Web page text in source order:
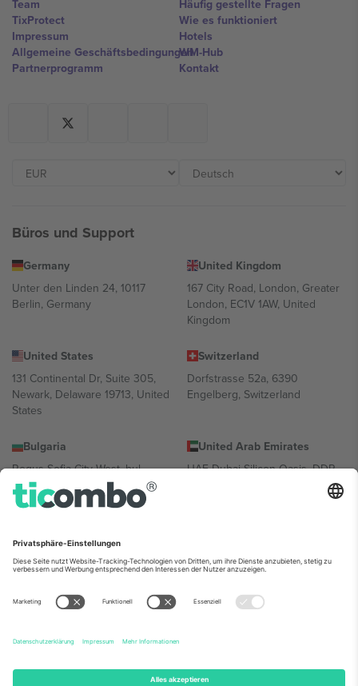
Team
TixProtect
Impressum
Allgemeine Geschäftsbedingungen
Partnerprogramm
Häufig gestellte Fragen
Wie es funktioniert
Hotels
WM-Hub
Kontakt
Büros und Support
Germany
Unter den Linden 24, 10117
Berlin, Germany
United Kingdom
167 City Road, London, Greater
London, EC1V 1AW, United
Kingdom
United States
131 Continental Dr, Suite 305,
Newark, Delaware 19713, United
States
Switzerland
Dorfstrasse 52a, 6390
Engelberg, Switzerland
Bulgaria
Regus Sofia City West, bul
Totleben 53-55, 1606 Sofia,
Bulgaria
United Arab Emirates
UAE Dubai Silicon Oasis, DDP
Building A1, Office 302, Dubai,
Mexico
Av Chapultepec 360, Roma
Norte, Cuauhtémoc, 06700
Ciudad de México, CDMX,
Mexico
Die juristische Person des Plattformanbieters kann je nach
Informationen finden Sie auf der jeweiligen Veranstaltungsseite, im